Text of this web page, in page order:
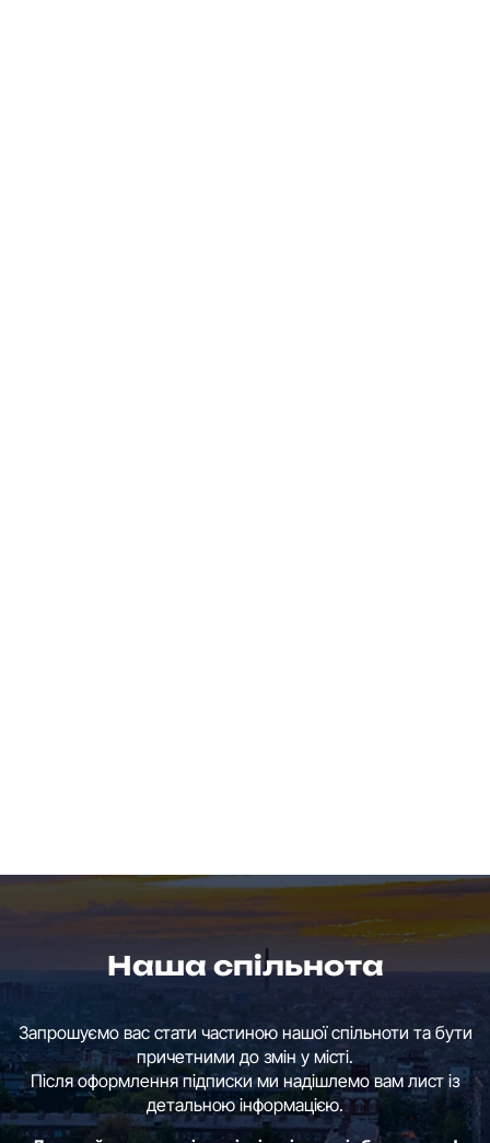
Наша спільнота
Запрошуємо вас стати частиною нашої спільноти та бути
причетними до змін у місті.
Після оформлення підписки ми надішлемо вам лист із
детальною інформацією.